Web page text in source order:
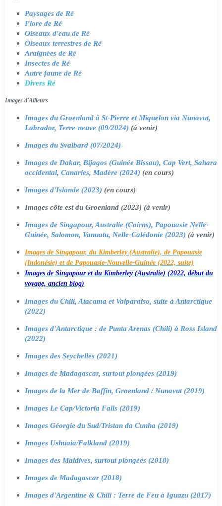
Paysages de Ré
Flore de Ré
Oiseaux d'eau de Ré
Oiseaux terrestres de Ré
Araignées de Ré
Insectes de Ré
Autre faune de Ré
Divers Ré
Images d'Ailleurs
Images du Groenland à St-Pierre et Miquelon via Nunavut,
Labrador, Terre-neuve (09/2024) (à venir)
Images du Svalbard (07/2024)
Images de Dakar, Bijagos (Guinée Bissau), Cap Vert, Sahara
occidental, Canaries, Madère (2024) (en cours)
Images d'Islande (2023) (en cours)
Images côte est du Groenland (2023) (à venir)
Images de Singapour, Australie (Cairns), Papouasie Nelle-
Guinée, Salomon, Vanuatu, Nelle-Calédonie (2023) (à venir)
Images de Singapour, du Kimberley (Australie), de Papouasie
(Indonésie) et de Papouasie-Nouvelle-Guinée (2022, suite)
Images de Singapour et du Kimberley (Australie) (2022, début du
voyage, ancien blog)
Images du Chili, Atacama et Valparaiso, suite à Antarctique
(2022)
Images d'Antarctique : de Punta Arenas (Chili) à Ross Island
(2022)
Images des Seychelles (2021)
Images de Madagascar, surtout plongées (2019)
Images de la Mer de Baffin, Groenland / Nunavut (2019)
Images Le Cap/Victoria Falls (2019)
Images Géorgie du Sud/Tristan da Cunha (2019)
Images Ushuaia/Falkland (2019)
Images des Maldives, surtout plongées (2018)
Images de Madagascar (2018)
Images d'Argentine & Chili : Terre de Feu à Iguazu (2017)